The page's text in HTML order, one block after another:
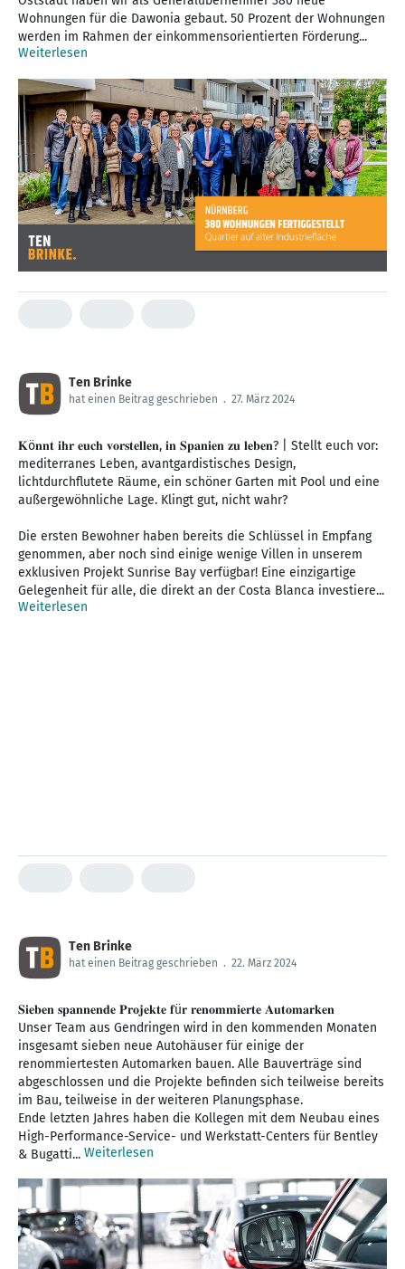
Wohnungen für die Dawonia gebaut. 50 Prozent der Wohnungen
werden im Rahmen der einkommensorientierten Förderung...
Weiterlesen
Ten Brinke
hat einen Beitrag geschrieben . 27. März 2024
𝐊ö𝐧𝐧𝐭 𝐢𝐡𝐫 𝐞𝐮𝐜𝐡 𝐯𝐨𝐫𝐬𝐭𝐞𝐥𝐥𝐞𝐧, 𝐢𝐧 𝐒𝐩𝐚𝐧𝐢𝐞𝐧 𝐳𝐮 𝐥𝐞𝐛𝐞𝐧? | Stellt euch vor:
mediterranes Leben, avantgardistisches Design,
lichtdurchflutete Räume, ein schöner Garten mit Pool und eine
außergewöhnliche Lage. Klingt gut, nicht wahr?
Die ersten Bewohner haben bereits die Schlüssel in Empfang
genommen, aber noch sind einige wenige Villen in unserem
exklusiven Projekt Sunrise Bay verfügbar! Eine einzigartige
Gelegenheit für alle, die direkt an der Costa Blanca investiere...
Weiterlesen
Ten Brinke
hat einen Beitrag geschrieben . 22. März 2024
𝐒𝐢𝐞𝐛𝐞𝐧 𝐬𝐩𝐚𝐧𝐧𝐞𝐧𝐝𝐞 𝐏𝐫𝐨𝐣𝐞𝐤𝐭𝐞 𝐟ü𝐫 𝐫𝐞𝐧𝐨𝐦𝐦𝐢𝐞𝐫𝐭𝐞 𝐀𝐮𝐭𝐨𝐦𝐚𝐫𝐤𝐞𝐧
Unser Team aus Gendringen wird in den kommenden Monaten
insgesamt sieben neue Autohäuser für einige der
renommiertesten Automarken bauen. Alle Bauverträge sind
abgeschlossen und die Projekte befinden sich teilweise bereits
im Bau, teilweise in der weiteren Planungsphase.
Ende letzten Jahres haben die Kollegen mit dem Neubau eines
High-Performance-Service- und Werkstatt-Centers für Bentley
& Bugatti... Weiterlesen